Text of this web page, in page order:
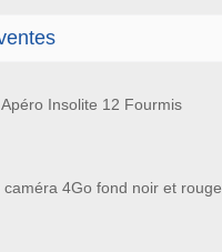
Insolite 12 Fourmis
caméra 4Go fond noir et rouge